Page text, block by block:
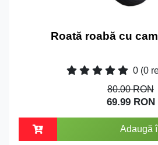
Roată roabă cu
0 (0
80.00 RON
69.99 RON
Adaugă